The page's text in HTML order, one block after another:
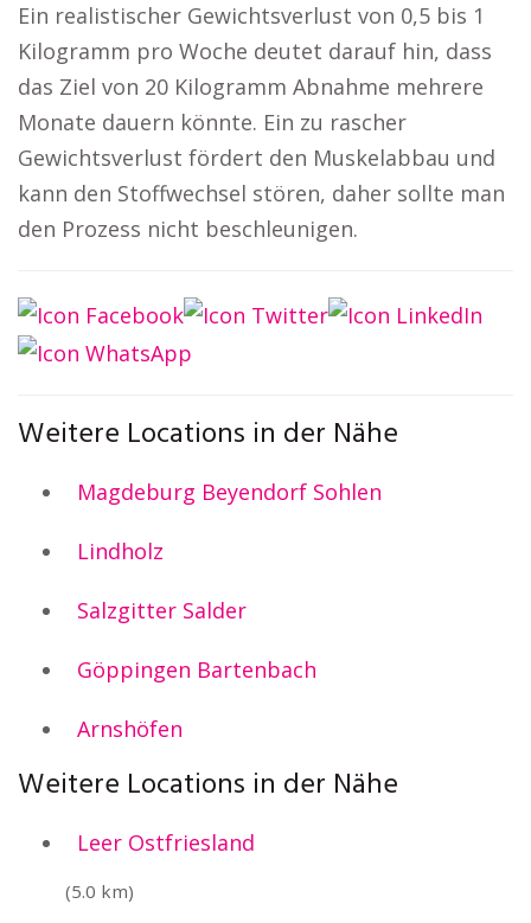
Ein realistischer Gewichtsverlust von 0,5 bis 1
Kilogramm pro Woche deutet darauf hin, dass
das Ziel von 20 Kilogramm Abnahme mehrere
Monate dauern könnte. Ein zu rascher
Gewichtsverlust fördert den Muskelabbau und
kann den Stoffwechsel stören, daher sollte man
den Prozess nicht beschleunigen.
Weitere Locations in der Nähe
Magdeburg Beyendorf Sohlen
Lindholz
Salzgitter Salder
Göppingen Bartenbach
Arnshöfen
Weitere Locations in der Nähe
Leer Ostfriesland
(5.0 km)